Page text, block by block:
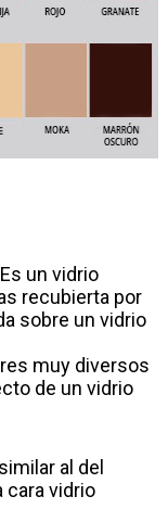
Es un vidrio
recubierta por
sobre un vidrio
muy diversos
de un vidrio
al del
cara vidrio